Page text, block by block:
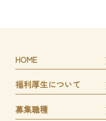
HOME
福利厚生について
募集職種